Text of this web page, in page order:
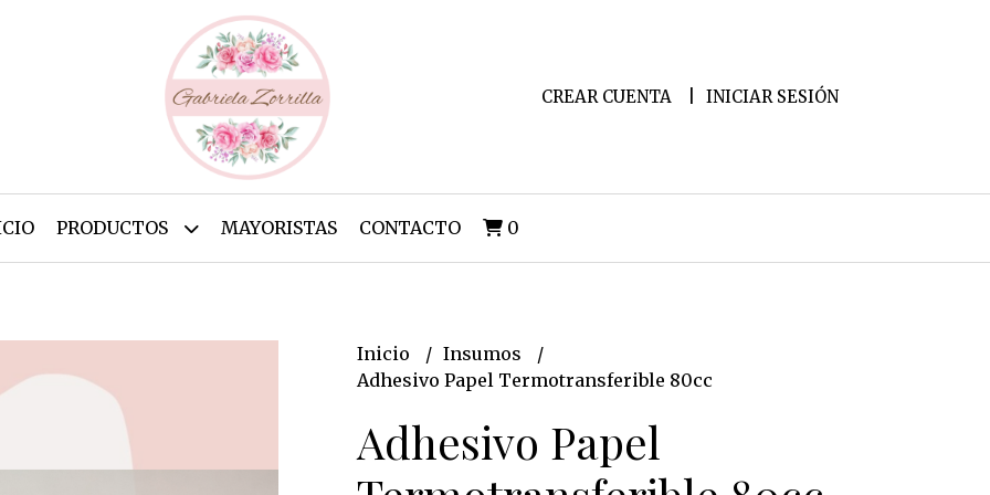
CREAR CUENTA INICIAR SESIÓN
PRODUCTOS MAYORISTAS CONTACTO 0
Inicio
Insumos
Adhesivo Papel Termotransferible 80cc
Adhesivo Papel